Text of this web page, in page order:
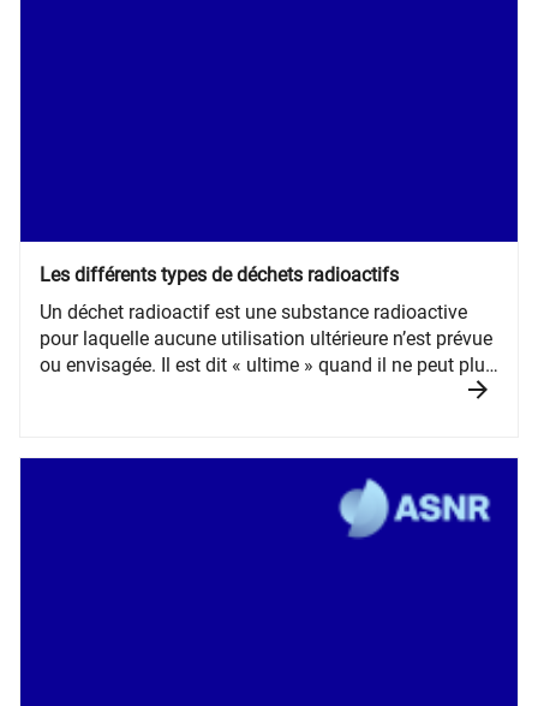
Les différents types de déchets radioactifs
​Un déchet radioactif est une substance radioactive
pour laquelle aucune utilisation ultérieure n’est prévue
ou envisagée. Il est dit « ultime » quand il ne peut plus